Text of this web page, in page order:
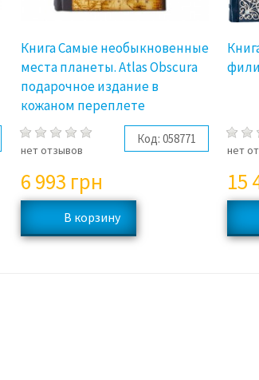
Книга Самые необыкновенные
места планеты. Atlas Obscura
подарочное издание в
кожаном переплете
нет отзывов
Код: 058771
6 993 грн
нет
15